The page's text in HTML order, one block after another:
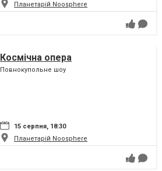
Планетарій Noosphere
Космічна опера
Повнокупольне шоу
15 серпня, 18:30
Планетарій Noosphere